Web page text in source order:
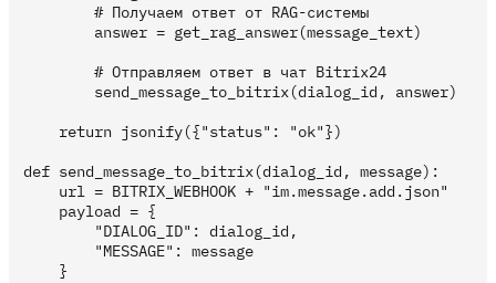
        # Получаем ответ от RAG-системы
        answer = get_rag_answer(message_text)
        # Отправляем ответ в чат Bitrix24
        send_message_to_bitrix(dialog_id, answer)
    return jsonify({"status": "ok"})
def send_message_to_bitrix(dialog_id, message):
    url = BITRIX_WEBHOOK + "im.message.add.json"
    payload = {
        "DIALOG_ID": dialog_id,
        "MESSAGE": message
    }